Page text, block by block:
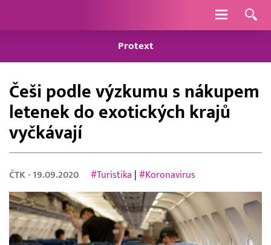
Navigace
Protext
Češi podle výzkumu s nákupem
letenek do exotických krajů
vyčkávají
ČTK - 19.09.2020 #Turistika |#Koronavirus